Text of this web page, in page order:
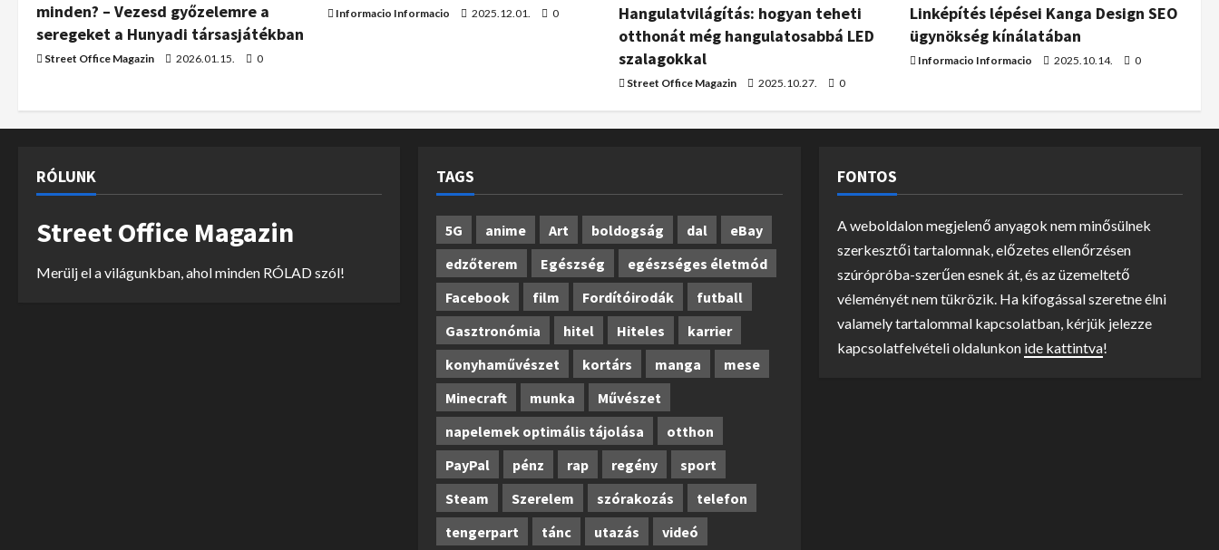
minden? – Vezesd győzelemre a
seregeket a Hunyadi társasjátékban
Street Office Magazin 2026.01.15. 0
Informacio Informacio 2025.12.01. 0
Hangulatvilágítás: hogyan teheti
otthonát még hangulatosabbá LED
szalagokkal
Street Office Magazin 2025.10.27. 0
Linképítés lépései Kanga Design SEO
ügynökség kínálatában
Informacio Informacio 2025.10.14. 0
RÓLUNK
Street Office Magazin
Merülj el a világunkban, ahol minden RÓLAD szól!
TAGS
5G anime Art boldogság dal
eBay
edzőterem
Egészség
egészséges életmód
Facebook
film Fordítóirodák
futball
Gasztronómia
hitel Hiteles
karrier
konyhaművészet
kortárs manga
mese
Minecraft
munka
Művészet
napelemek optimális tájolása
otthon
PayPal
pénz rap regény
sport
Steam
Szerelem szórakozás
telefon
tengerpart
tánc utazás videó
FONTOS
A weboldalon megjelenő anyagok nem minősülnek
szerkesztői tartalomnak, előzetes ellenőrzésen
szúrópróba-szerűen esnek át, és az üzemeltető
véleményét nem tükrözik. Ha kifogással szeretne élni
valamely tartalommal kapcsolatban, kérjük jelezze
kapcsolatfelvételi oldalunkon ide kattintva!